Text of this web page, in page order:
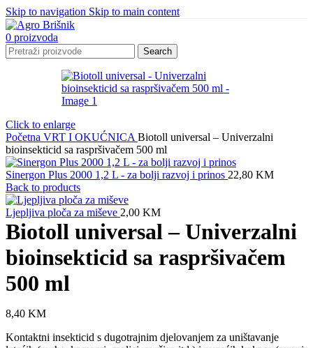
Skip to navigation Skip to main content
0 proizvoda
Search
Click to enlarge
Početna VRT I OKUĆNICA Biotoll universal – Univerzalni
bioinsekticid sa raspršivačem 500 ml
Sinergon Plus 2000 1,2 L - za bolji razvoj i prinos 22,80 KM
Back to products
Ljepljiva ploča za miševe 2,00 KM
Biotoll universal – Univerzalni
bioinsekticid sa raspršivačem
500 ml
8,40 KM
Kontaktni insekticid s dugotrajnim djelovanjem za uništavanje